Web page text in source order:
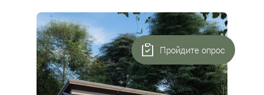
Пройдите опрос